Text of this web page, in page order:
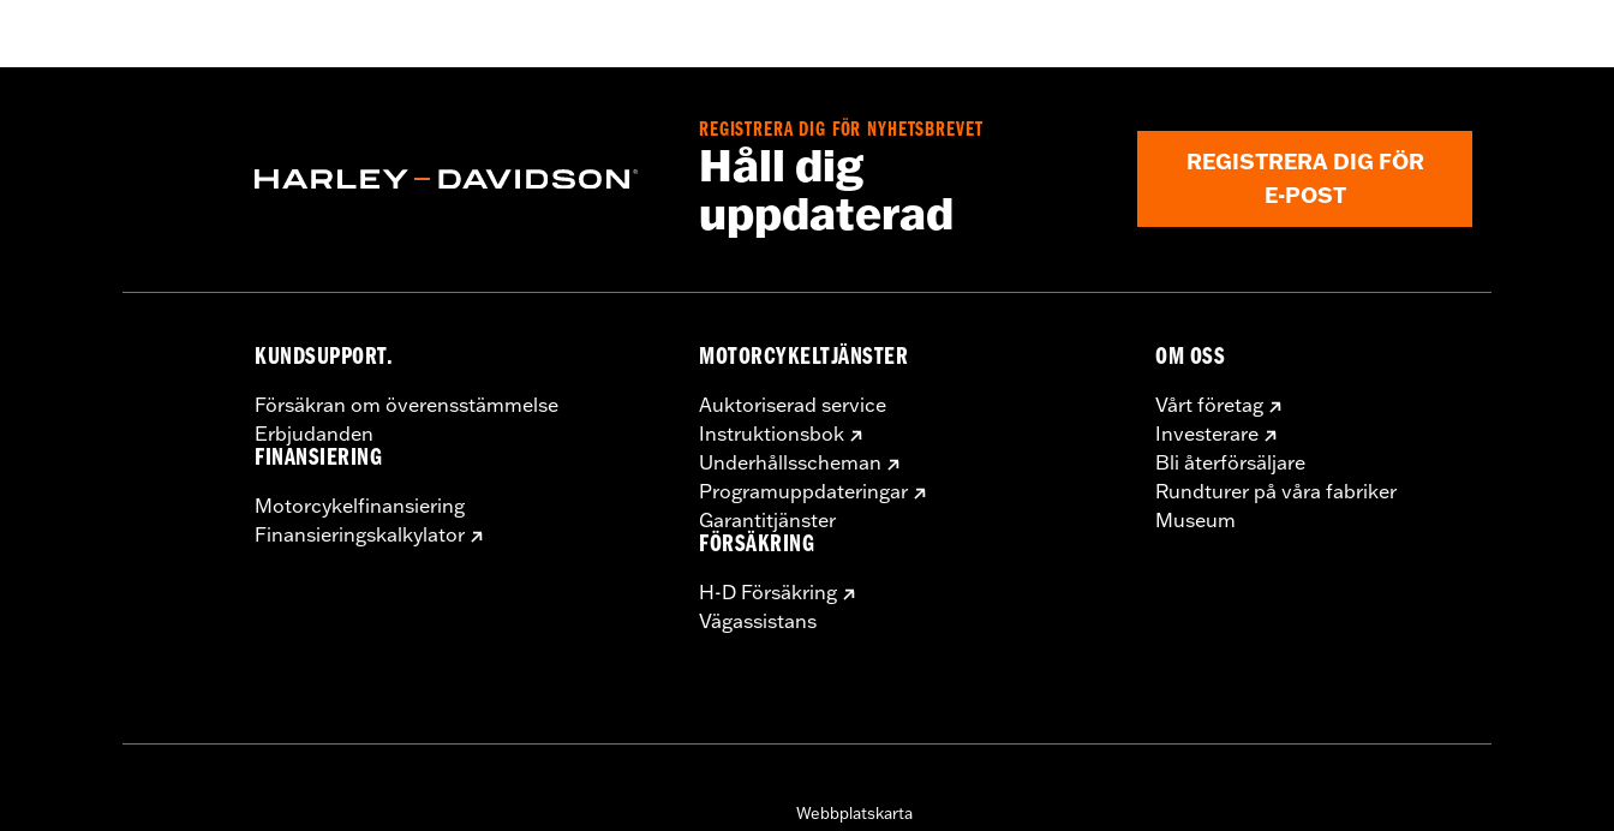
Origin:Imported
REGISTRERA DIG FÖR NYHETSBREVET
Håll dig
uppdaterad
REGISTRERA DIG FÖR
E-POST
KUNDSUPPORT.
Försäkran om överensstämmelse
Erbjudanden
FINANSIERING
Motorcykelfinansiering
Finansieringskalkylator
MOTORCYKELTJÄNSTER
Auktoriserad service
Instruktionsbok
Underhållsscheman
Programuppdateringar
Garantitjänster
FÖRSÄKRING
H-D Försäkring
Vägassistans
OM OSS
Vårt företag
Investerare
Bli återförsäljare
Rundturer på våra fabriker
Museum
Webbplatskarta